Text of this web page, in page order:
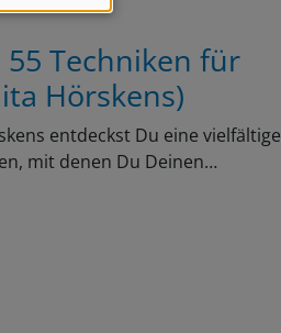
Techniken für
Hörskens)
entdeckst Du eine vielfältige
mit denen Du Deinen…